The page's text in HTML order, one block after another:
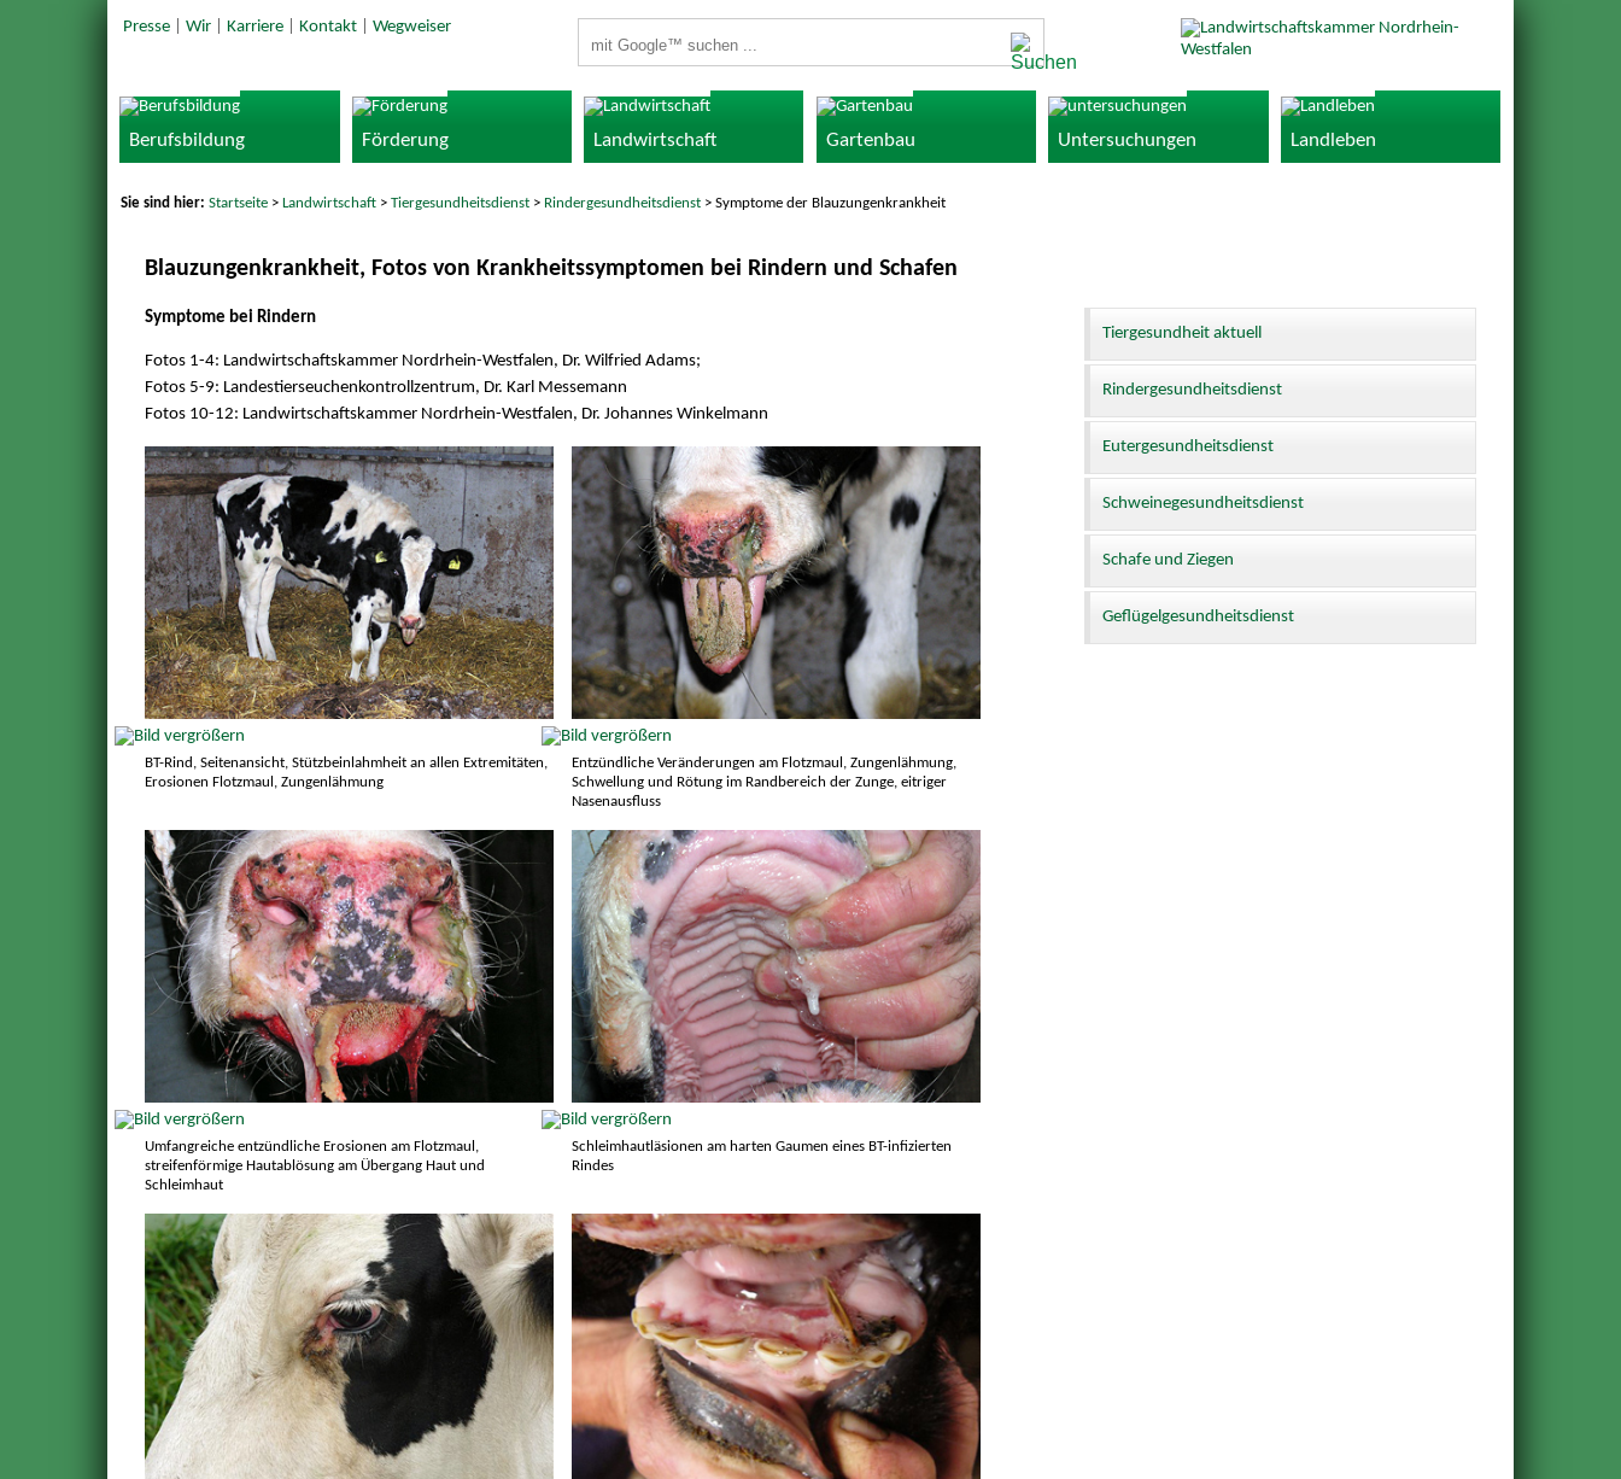
Presse| Wir| Karriere| Kontakt| Wegweiser
Berufsbildung Förderung Landwirtschaft Gartenbau Untersuchungen Landleben
Sie sind hier:Startseite >Landwirtschaft >Tiergesundheitsdienst > Rindergesundheitsdienst > Symptome der Blauzungenkrankheit
Blauzungenkrankheit, Fotos von Krankheitssymptomen bei Rindern und Schafen
Symptome bei Rindern
Fotos 1-4: Landwirtschaftskammer Nordrhein-Westfalen, Dr. Wilfried Adams;
Fotos 5-9: Landestierseuchenkontrollzentrum, Dr. Karl Messemann
Fotos 10-12: Landwirtschaftskammer Nordrhein-Westfalen, Dr. Johannes Winkelmann
BT-Rind, Seitenansicht, Stützbeinlahmheit an allen Extremitäten,
Erosionen Flotzmaul, Zungenlähmung
Entzündliche Veränderungen am Flotzmaul, Zungenlähmung,
Schwellung und Rötung im Randbereich der Zunge, eitriger
Nasenausfluss
Umfangreiche entzündliche Erosionen am Flotzmaul,
streifenförmige Hautablösung am Übergang Haut und
Schleimhaut
Schleimhautläsionen am harten Gaumen eines BT-infizierten
Rindes
Tiergesundheit aktuell
Rindergesundheitsdienst
Eutergesundheitsdienst
Schweinegesundheitsdienst
Schafe und Ziegen
Geflügelgesundheitsdienst